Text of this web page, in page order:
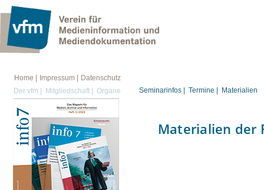
Home | Impressum |
Datenschutz
Der vfm |
Mitgliedschaft | Organe Seminarinfos | Termine | Materialien
Materialien der